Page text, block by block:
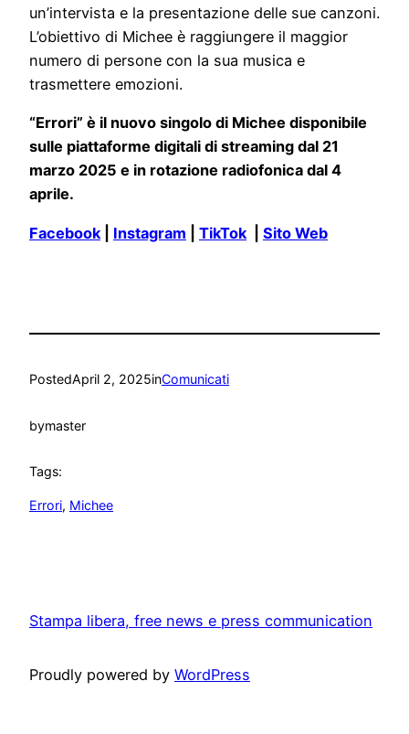
un’intervista e la presentazione delle sue canzoni.
L’obiettivo di Michee è raggiungere il maggior
numero di persone con la sua musica e
trasmettere emozioni.
“Errori” è il nuovo singolo di Michee disponibile
sulle piattaforme digitali di streaming dal 21
marzo 2025 e in rotazione radiofonica dal 4
aprile.
Facebook Instagram TikTok Sito Web
PostedApril 2, 2025inComunicati
bymaster
Tags:
Errori, Michee
Stampa libera, free news e press communication
Proudly powered by WordPress